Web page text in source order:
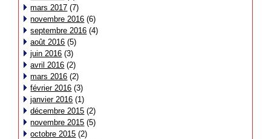
mars 2017 (7)
novembre 2016 (6)
septembre 2016 (4)
août 2016 (5)
juin 2016 (3)
avril 2016 (2)
mars 2016 (2)
février 2016 (3)
janvier 2016 (1)
décembre 2015 (2)
novembre 2015 (5)
octobre 2015 (2)